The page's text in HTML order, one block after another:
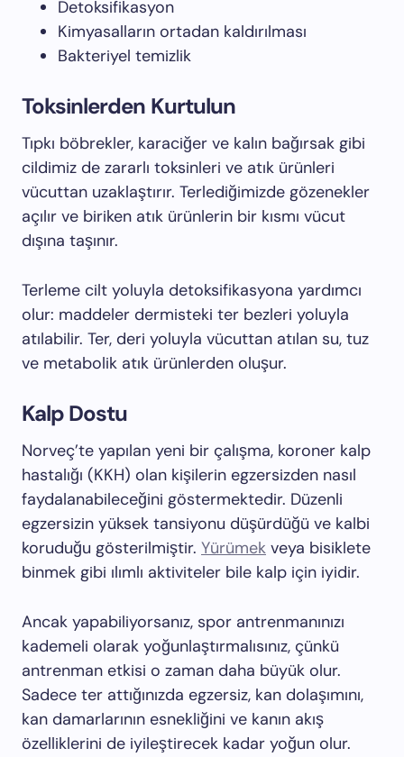
Detoksifikasyon
Kimyasalların ortadan kaldırılması
Bakteriyel temizlik
Toksinlerden Kurtulun
Tıpkı böbrekler, karaciğer ve kalın bağırsak gibi
cildimiz de zararlı toksinleri ve atık ürünleri
vücuttan uzaklaştırır. Terlediğimizde gözenekler
açılır ve biriken atık ürünlerin bir kısmı vücut
dışına taşınır.
Terleme cilt yoluyla detoksifikasyona yardımcı
olur: maddeler dermisteki ter bezleri yoluyla
atılabilir. Ter, deri yoluyla vücuttan atılan su, tuz
ve metabolik atık ürünlerden oluşur.
Kalp Dostu
Norveç’te yapılan yeni bir çalışma, koroner kalp
hastalığı (KKH) olan kişilerin egzersizden nasıl
faydalanabileceğini göstermektedir. Düzenli
egzersizin yüksek tansiyonu düşürdüğü ve kalbi
koruduğu gösterilmiştir. Yürümek veya bisiklete
binmek gibi ılımlı aktiviteler bile kalp için iyidir.
Ancak yapabiliyorsanız, spor antrenmanınızı
kademeli olarak yoğunlaştırmalısınız, çünkü
antrenman etkisi o zaman daha büyük olur.
Sadece ter attığınızda egzersiz, kan dolaşımını,
kan damarlarının esnekliğini ve kanın akış
özelliklerini de iyileştirecek kadar yoğun olur.